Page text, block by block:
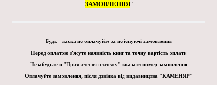
ЗАМОВЛЕННЯ"
Будь - ласка не оплачуйте за не існуючі замовлення
Перед оплатою з'ясуте наявність книг та точну вартість оплати
Незабудьте в "Призначення платежу" вказати номер замовлення
Оплачуйте замовлення, після дзвінка від видавництва "КАМЕНЯР"